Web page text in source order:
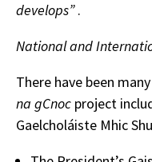
develops”.
National and
There have been
na gCnoc project
Gaelcholáiste Mhic